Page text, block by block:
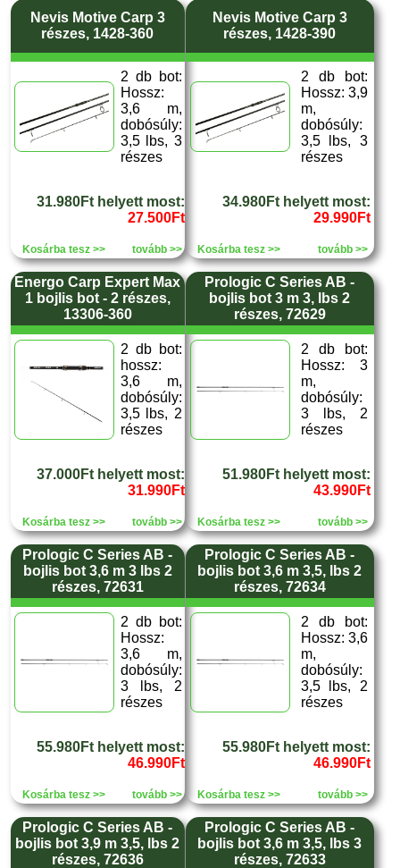
Nevis Motive Carp 3
részes, 1428-360
2 db bot:
Hossz:
3,6 m,
dobósúly:
3,5 lbs, 3
részes
31.980Ft helyett most:
27.500Ft
Kosárba tesz >> tovább >>
Nevis Motive Carp 3
részes, 1428-390
2 db bot:
Hossz: 3,9
m,
dobósúly:
3,5 lbs, 3
részes
34.980Ft helyett most:
29.990Ft
Kosárba tesz >> tovább >>
Energo Carp Expert Max
1 bojlis bot - 2 részes,
13306-360
2 db bot:
hossz:
3,6 m,
dobósúly:
3,5 lbs, 2
részes
37.000Ft helyett most:
31.990Ft
Kosárba tesz >> tovább >>
Prologic C Series AB -
bojlis bot 3 m 3, lbs 2
részes, 72629
2 db bot:
Hossz: 3
m,
dobósúly:
3 lbs, 2
részes
51.980Ft helyett most:
43.990Ft
Kosárba tesz >> tovább >>
Prologic C Series AB -
bojlis bot 3,6 m 3 lbs 2
részes, 72631
2 db bot:
Hossz:
3,6 m,
dobósúly:
3 lbs, 2
részes
55.980Ft helyett most:
46.990Ft
Kosárba tesz >> tovább >>
Prologic C Series AB -
bojlis bot 3,6 m 3,5, lbs 2
részes, 72634
2 db bot:
Hossz: 3,6
m,
dobósúly:
3,5 lbs, 2
részes
55.980Ft helyett most:
46.990Ft
Kosárba tesz >> tovább >>
Prologic C Series AB -
bojlis bot 3,9 m 3,5, lbs 2
részes, 72636
Prologic C Series AB -
bojlis bot 3,6 m 3,5, lbs 3
részes, 72633